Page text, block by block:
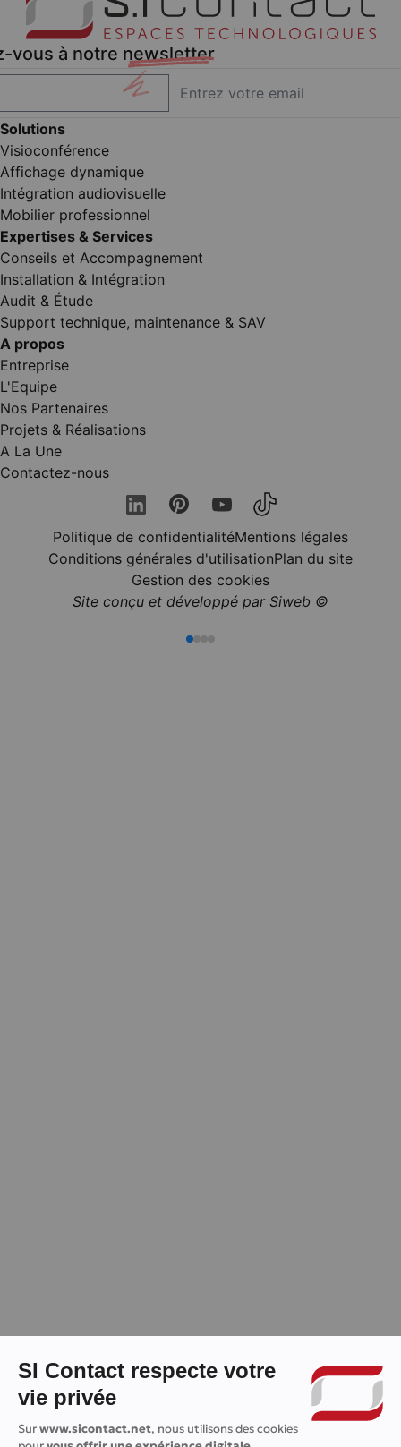
vous à notre newsletter
Solutions
Visioconférence
Affichage dynamique
Intégration audiovisuelle
Mobilier professionnel
Expertises & Services
Conseils et Accompagnement
Installation & Intégration
Audit & Étude
Support technique, maintenance & SAV
A propos
Entreprise
L'Equipe
Nos Partenaires
Projets & Réalisations
A La Une
Contactez-nous
Politique de confidentialitéMentions légales
Conditions générales d'utilisationPlan du site
Gestion des cookies
Site conçu et développé par Siweb ©